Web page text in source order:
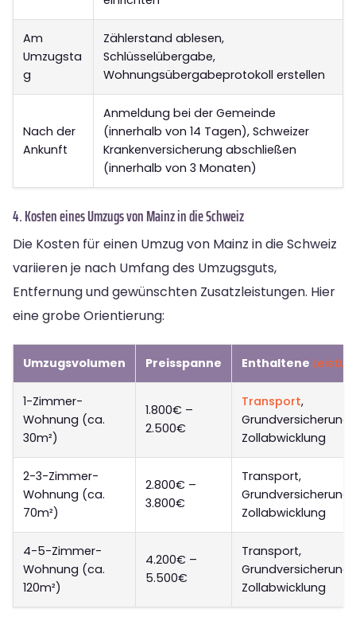
Am
Umzugsta
g
Zählerstand ablesen,
Schlüsselübergabe,
Wohnungsübergabeprotokoll erstellen
Nach der
Ankunft
Anmeldung bei der Gemeinde
(innerhalb von 14 Tagen), Schweizer
Krankenversicherung abschließen
(innerhalb von 3 Monaten)
4. Kosten eines Umzugs von Mainz in die Schweiz
Die Kosten für einen Umzug von Mainz in die Schweiz
variieren je nach Umfang des Umzugsguts,
Entfernung und gewünschten Zusatzleistungen. Hier
eine grobe Orientierung:
Umzugsvolumen Preisspanne Enthaltene
1-Zimmer-
Wohnung (ca.
30m²)
1.800€ –
2.500€
Transport,
Grundversicherung,
Zollabwicklung
2-3-Zimmer-
Wohnung (ca.
70m²)
2.800€ –
3.800€
Transport,
Grundversicherung,
Zollabwicklung
4-5-Zimmer-
Wohnung (ca.
120m²)
4.200€ –
5.500€
Transport,
Grundversicherung,
Zollabwicklung